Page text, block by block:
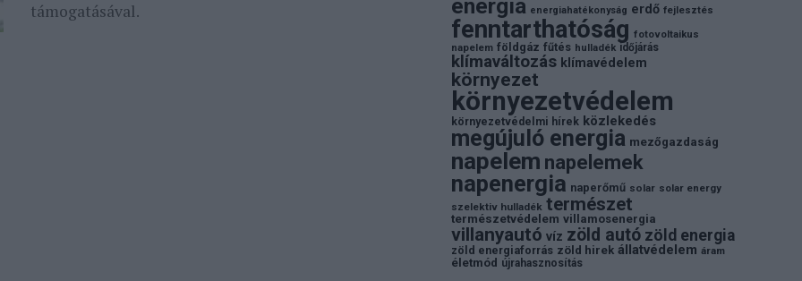
támogatásával.
energia energiahatékonyság erdő fejlesztés
fenntarthatóság fotovoltaikus
napelem földgáz fűtés hulladék időjárás
klímaváltozás klímavédelem
környezet
környezetvédelem
környezetvédelmi hírek közlekedés
megújuló energia mezőgazdaság
napelem napelemek
napenergia naperőmű solar solar energy
szelektiv hulladék természet
természetvédelem villamosenergia
villanyautó víz zöld autó zöld energia
zöld energiaforrás zöld hirek állatvédelem áram
életmód újrahasznosítás